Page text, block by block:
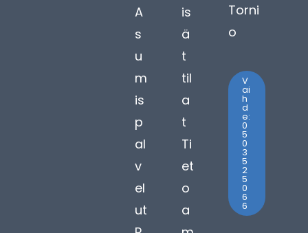
A
s
u
m
is
p
al
v
el
ut
is
ä
t
til
a
t
Ti
et
o
a
Torni
o
V
ai
h
d
e:
0
5
0
3
5
2
5
0
6
6